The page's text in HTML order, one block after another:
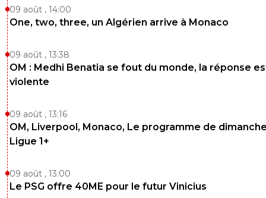
09 août , 14:00
One, two, three, un Algérien arrive à Monaco
09 août , 13:38
OM : Medhi Benatia se fout du monde, la réponse
violente
09 août , 13:16
OM, Liverpool, Monaco, Le programme de
Ligue 1+
09 août , 13:00
Le PSG offre 40ME pour le futur Vinicius